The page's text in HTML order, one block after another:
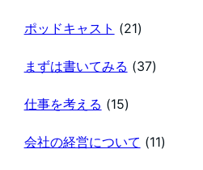
ポッドキャスト (21)
まずは書いてみる (37)
仕事を考える (15)
会社の経営について (11)